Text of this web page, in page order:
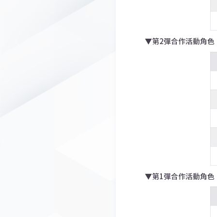
▼第2彈合作活動角色
▼第1彈合作活動角色